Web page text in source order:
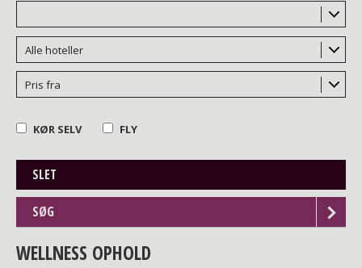
Alle hoteller
Pris fra
KØR SELV FLY
SLET
SØG
WELLNESS OPHOLD